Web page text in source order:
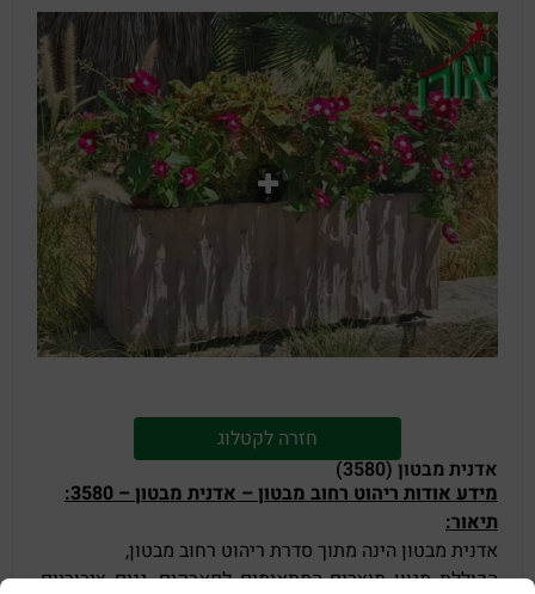
חזרה לקטלוג
אדנית מבטון (3580)
מידע אודות ריהוט רחוב מבטון – אדנית מבטון – 3580:
תיאור:
אדנית מבטון הינה מתוך סדרת ריהוט רחוב מבטון,
הכוללת מגוון מוצרים המתאימים לפארקים, גנים ציבוריים,